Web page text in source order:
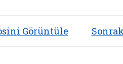
Görüntüle